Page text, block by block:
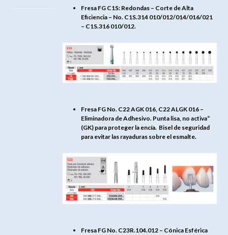
Fresa FG C1S: Redondas – Corte de Alta
Eficiencia – No. C1S.314 010/012/014/016/021
– C1S.316 010/012.
Fresa FG No. C22 AGK 016, C22 ALGK 016 –
Eliminadora de Adhesivo. Punta lisa, no activa“
(GK) para proteger la encía. Bisel de seguridad
para evitar las rayaduras sobre el esmalte.
Fresa FG No. C23R.104.012 – Cónica Esférica